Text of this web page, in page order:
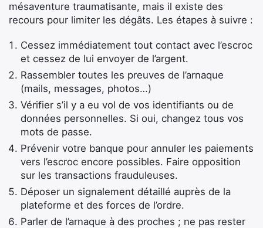
mésaventure traumatisante, mais il existe des
recours pour limiter les dégâts. Les étapes à suivre :
Cessez immédiatement tout contact avec l’escroc
et cessez de lui envoyer de l’argent.
Rassembler toutes les preuves de l’arnaque
(mails, messages, photos…)
Vérifier s’il y a eu vol de vos identifiants ou de
données personnelles. Si oui, changez tous vos
mots de passe.
Prévenir votre banque pour annuler les paiements
vers l’escroc encore possibles. Faire opposition
sur les transactions frauduleuses.
Déposer un signalement détaillé auprès de la
plateforme et des forces de l’ordre.
Parler de l’arnaque à des proches ; ne pas rester